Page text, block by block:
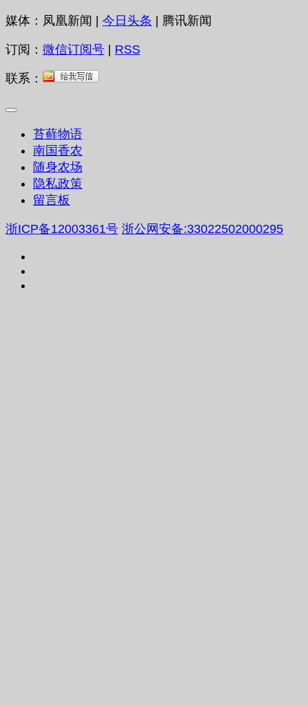
媒体：凤凰新闻 | 今日头条 | 腾讯新闻
订阅： 微信订阅号 | RSS
联系：
苔藓物语
南国香农
随身农场
隐私政策
留言板
浙ICP备12003361号 浙公网安备:33022502000295